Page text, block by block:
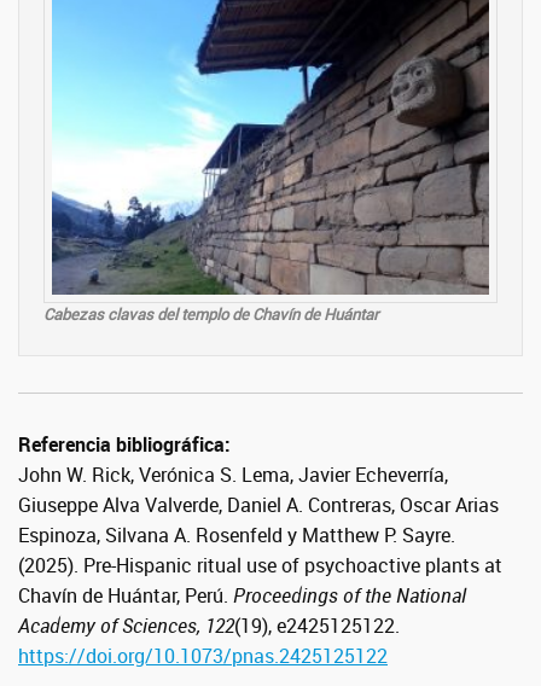
Cabezas clavas del templo de Chavín de Huántar
Referencia bibliográfica:
John W. Rick, Verónica S. Lema, Javier Echeverría,
Giuseppe Alva Valverde, Daniel A. Contreras, Oscar Arias
Espinoza, Silvana A. Rosenfeld y Matthew P. Sayre.
(2025). Pre-Hispanic ritual use of psychoactive plants at
Chavín de Huántar, Perú. Proceedings of the National
Academy of Sciences, 122(19), e2425125122.
https://doi.org/10.1073/pnas.2425125122